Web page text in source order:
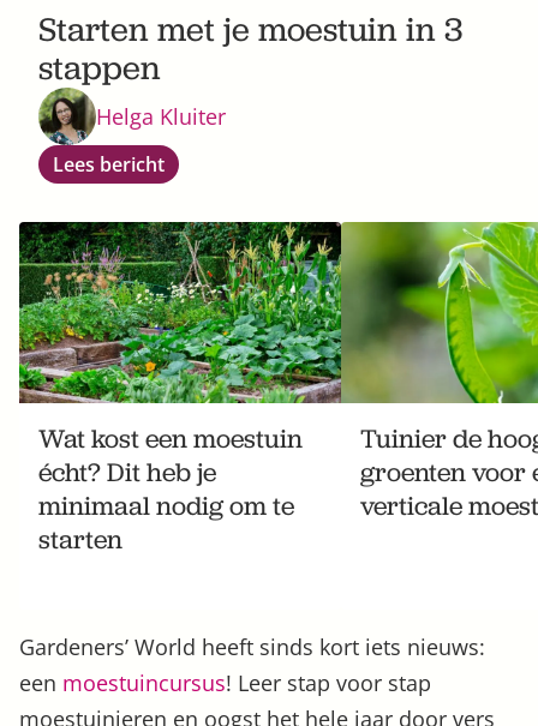
Starten met je moestuin in 3
stappen
Helga Kluiter
Lees bericht
Wat kost een moestuin
écht? Dit heb je
minimaal nodig om te
starten
Tuinier de
groenten voor
verticale
Gardeners’ World heeft sinds kort iets nieuws:
een moestuincursus! Leer stap voor stap
moestuinieren en oogst het hele jaar door vers